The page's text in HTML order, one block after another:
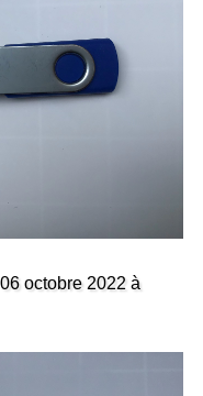
octobre 2022 à